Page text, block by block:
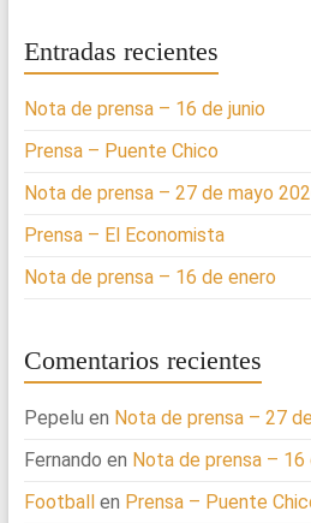
Entradas recientes
Nota de prensa – 16 de junio
Prensa – Puente Chico
Nota de prensa – 27 de mayo
Prensa – El Economista
Nota de prensa – 16 de enero
Comentarios recientes
Pepelu en Nota de prensa – 27
Fernando en Nota de prensa – 16
Footballen Prensa – Puente